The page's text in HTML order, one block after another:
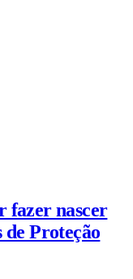
fazer nascer
Proteção